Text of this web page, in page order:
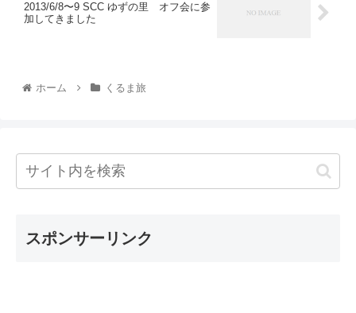
2013/6/8〜9 SCC ゆずの里 オフ会に参
加してきました
ホーム くるま旅
スポンサーリンク